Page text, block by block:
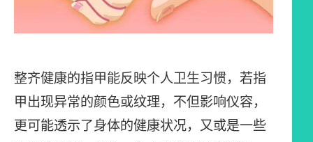
整齐健康的指甲能反映个人卫生习惯，若指
甲出现异常的颜色或纹理，不但影响仪容，
更可能透示了身体的健康状况，又或是一些